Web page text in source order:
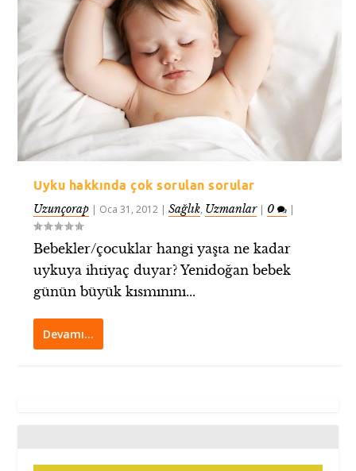
Uyku hakkında çok sorulan sorular
Uzunçorap | Oca 31, 2012 |Sağlık, Uzmanlar| 0 |
Bebekler/çocuklar hangi yaşta ne kadar
uykuya ihtiyaç duyar? Yenidoğan bebek
günün büyük kısmınını...
Devamı…